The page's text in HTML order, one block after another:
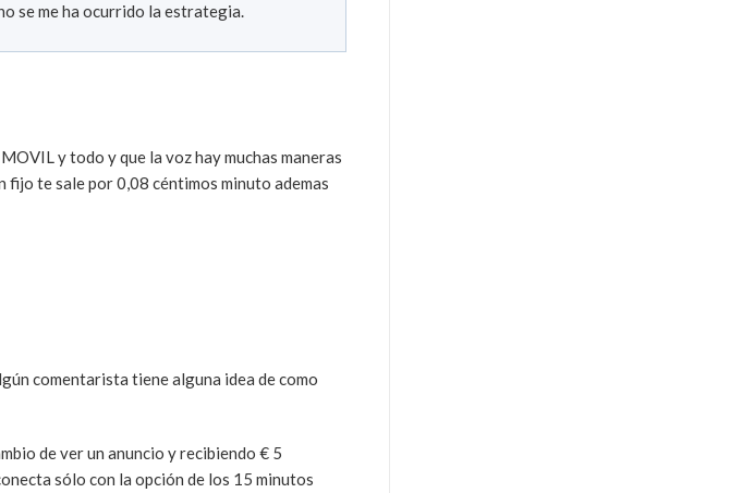
se me ha ocurrido la estrategia.
y todo y que la voz hay muchas maneras
te sale por 0,08 céntimos minuto ademas
comentarista tiene alguna idea de como
de ver un anuncio y recibiendo € 5
sólo con la opción de los 15 minutos